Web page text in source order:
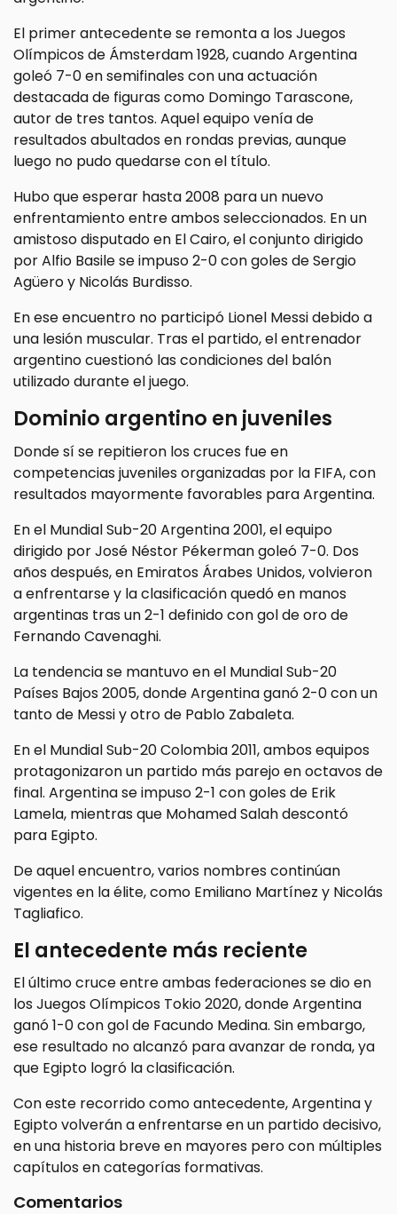
El primer antecedente se remonta a los Juegos
Olímpicos de Ámsterdam 1928, cuando Argentina
goleó 7-0 en semifinales con una actuación
destacada de figuras como Domingo Tarascone,
autor de tres tantos. Aquel equipo venía de
resultados abultados en rondas previas, aunque
luego no pudo quedarse con el título.
Hubo que esperar hasta 2008 para un nuevo
enfrentamiento entre ambos seleccionados. En un
amistoso disputado en El Cairo, el conjunto dirigido
por Alfio Basile se impuso 2-0 con goles de Sergio
Agüero y Nicolás Burdisso.
En ese encuentro no participó Lionel Messi debido a
una lesión muscular. Tras el partido, el entrenador
argentino cuestionó las condiciones del balón
utilizado durante el juego.
Dominio argentino en juveniles
Donde sí se repitieron los cruces fue en
competencias juveniles organizadas por la FIFA, con
resultados mayormente favorables para Argentina.
En el Mundial Sub-20 Argentina 2001, el equipo
dirigido por José Néstor Pékerman goleó 7-0. Dos
años después, en Emiratos Árabes Unidos, volvieron
a enfrentarse y la clasificación quedó en manos
argentinas tras un 2-1 definido con gol de oro de
Fernando Cavenaghi.
La tendencia se mantuvo en el Mundial Sub-20
Países Bajos 2005, donde Argentina ganó 2-0 con un
tanto de Messi y otro de Pablo Zabaleta.
En el Mundial Sub-20 Colombia 2011, ambos equipos
protagonizaron un partido más parejo en octavos de
final. Argentina se impuso 2-1 con goles de Erik
Lamela, mientras que Mohamed Salah descontó
para Egipto.
De aquel encuentro, varios nombres continúan
vigentes en la élite, como Emiliano Martínez y Nicolás
Tagliafico.
El antecedente más reciente
El último cruce entre ambas federaciones se dio en
los Juegos Olímpicos Tokio 2020, donde Argentina
ganó 1-0 con gol de Facundo Medina. Sin embargo,
ese resultado no alcanzó para avanzar de ronda, ya
que Egipto logró la clasificación.
Con este recorrido como antecedente, Argentina y
Egipto volverán a enfrentarse en un partido decisivo,
en una historia breve en mayores pero con múltiples
capítulos en categorías formativas.
Comentarios